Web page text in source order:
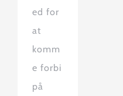
ed for
at
komm
e forbi
på